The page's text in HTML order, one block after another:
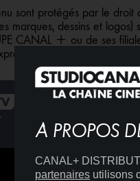
sont protégés par le
marques, dessins et
CANAL + ou de ses
et écrite de
©
À PROPOS
CANAL+
partenaires utilisons